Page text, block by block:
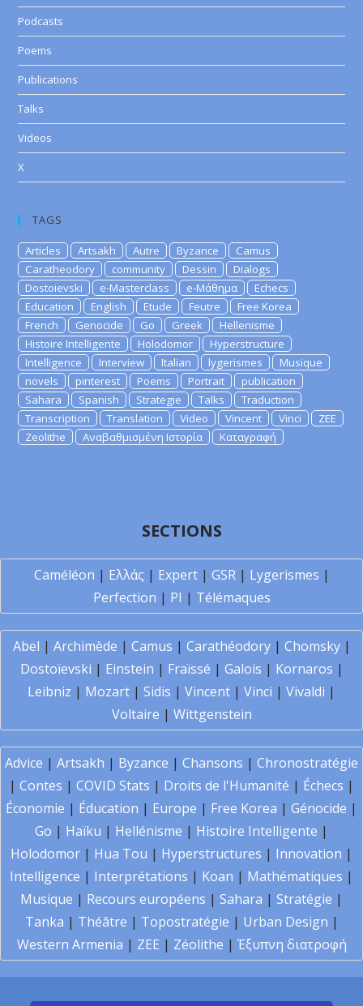
Podcasts
Poems
Publications
Talks
Videos
X
TAGS
Articles Artsakh Autre Byzance
Camus
Caratheodory
community Dessin
Dialogs
Dostoievski
e-Masterclass e-Μάθημα
Echecs
Education
English Etude Feutre
Free Korea
French
Genocide Go Greek
Hellenisme
Histoire Intelligente
Holodomor
Hyperstructure
Intelligence
Interview Italian lygerismes
Musique
novels
pinterest Poems Portrait
publication
Sahara
Spanish Strategie Talks
Traduction
Transcription
Translation Video Vincent Vinci
ZEE
Zeolithe
Αναβαθμισμένη Ιστορία Καταγραφή
SECTIONS
Caméléon | Ελλάς | Expert| GSR| Lygerismes |
Perfection | PI | Télémaques
Abel | Archimède | Camus | Carathéodory| Chomsky|
Dostoïevski | Einstein | Fraïssé | Galois | Kornaros |
Leibniz | Mozart | Sidis | Vincent | Vinci | Vivaldi |
Voltaire | Wittgenstein
Advice | Artsakh | Byzance | Chansons | Chronostratégie
| Contes | COVID Stats | Droits de l'Humanité | Échecs |
Économie | Éducation | Europe | Free Korea | Génocide |
Go | Haïku | Hellénisme | Histoire Intelligente |
Holodomor | Hua Tou | Hyperstructures | Innovation |
Intelligence | Interprétations | Koan | Mathématiques |
Musique | Recours européens | Sahara | Stratégie |
Tanka | Théâtre | Topostratégie | Urban Design |
Western Armenia | ZEE | Zéolithe | Έξυπνη διατροφή